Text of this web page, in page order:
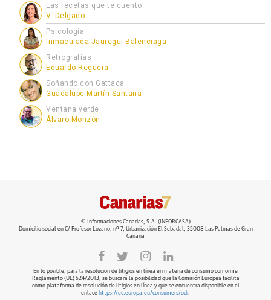
Las recetas que te cuento
V. Delgado
Psicología
Inmaculada Jauregui Balenciaga
Retrografías
Eduardo Reguera
Soñando con Gattaca
Guadalupe Martín Santana
Ventana verde
Álvaro Monzón
© Informaciones Canarias, S.A. (INFORCASA)
Domicilio social en C/ Profesor Lozano, nº 7, Urbanización El Sebadal, 35008 Las Palmas de Gran
Canaria
En lo posible, para la resolución de litigios en línea en materia de consumo conforme
Reglamento (UE) 524/2013, se buscará la posibilidad que la Comisión Europea facilita
como plataforma de resolución de litigios en línea y que se encuentra disponible en el
enlace https://ec.europa.eu/consumers/odr.